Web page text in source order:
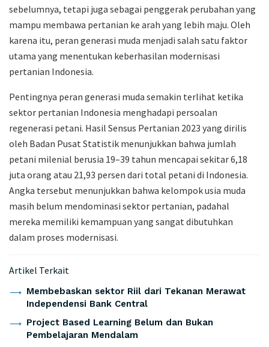
sebelumnya, tetapi juga sebagai penggerak perubahan yang
mampu membawa pertanian ke arah yang lebih maju. Oleh
karena itu, peran generasi muda menjadi salah satu faktor
utama yang menentukan keberhasilan modernisasi
pertanian Indonesia.
Pentingnya peran generasi muda semakin terlihat ketika
sektor pertanian Indonesia menghadapi persoalan
regenerasi petani. Hasil Sensus Pertanian 2023 yang dirilis
oleh Badan Pusat Statistik menunjukkan bahwa jumlah
petani milenial berusia 19–39 tahun mencapai sekitar 6,18
juta orang atau 21,93 persen dari total petani di Indonesia.
Angka tersebut menunjukkan bahwa kelompok usia muda
masih belum mendominasi sektor pertanian, padahal
mereka memiliki kemampuan yang sangat dibutuhkan
dalam proses modernisasi.
Artikel Terkait
Membebaskan sektor Riil dari Tekanan Merawat
Independensi Bank Central
Project Based Learning Belum dan Bukan
Pembelajaran Mendalam